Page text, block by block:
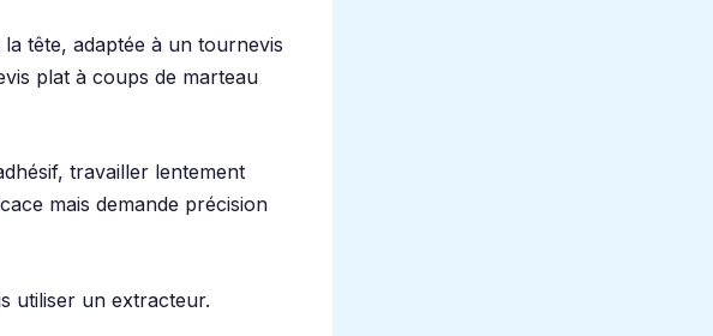
tête, adaptée à un tournevis
plat à coups de marteau
travailler lentement
mais demande précision
utiliser un extracteur.